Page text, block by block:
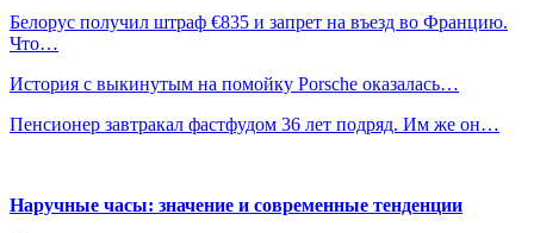
Белорус получил штраф €835 и запрет на въезд во Францию.
Что…
История с выкинутым на помойку Porsche оказалась…
Пенсионер завтракал фастфудом 36 лет подряд. Им же он…
Наручные часы: значение и современные тенденции